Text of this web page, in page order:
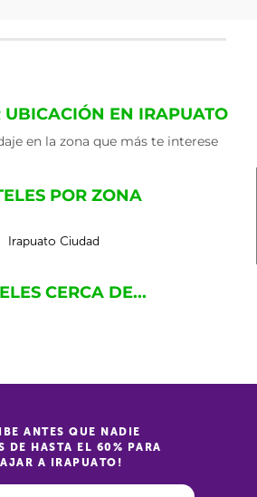
UBICACIÓN EN IRAPUATO
en la zona que más te interese
POR ZONA
Irapuato Ciudad
CERCA DE...
ANTES QUE NADIE
DE HASTA EL 60% PARA
A IRAPUATO!